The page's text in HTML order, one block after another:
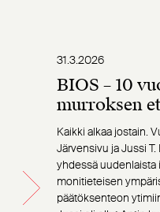
31.3.2026
BIOS – 10
murroksen
Kaikki alkaa jostain.
Järvensivu ja Jussi
yhdessä uudenlaista
monitieteisen
päätöksenteon